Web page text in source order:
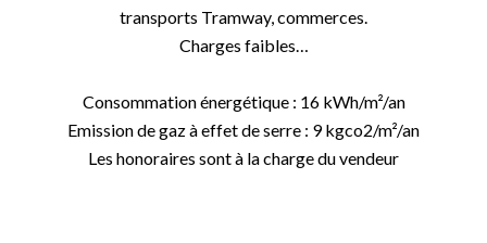
transports Tramway, commerces.
Charges faibles…
Consommation énergétique : 16 kWh/m²/an
Emission de gaz à effet de serre : 9 kgco2/m²/an
Les honoraires sont à la charge du vendeur